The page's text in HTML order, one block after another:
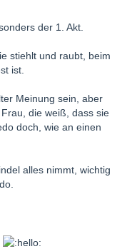
der 1. Akt.
stiehlt und raubt, beim
ist.
Meinung sein, aber
die weiß, dass sie
doch, wie an einen
alles nimmt, wichtig